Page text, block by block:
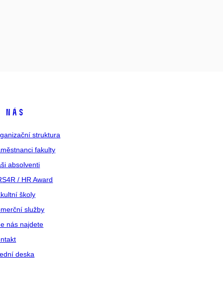
nás
struktura
fakulty
absolventi
/ HR Award
školy
služby
nás najdete
deska